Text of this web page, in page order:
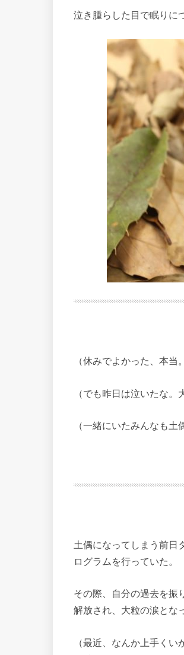
泣き腫らした目で眠りに
（休みでよかった、本当
（でも昨日は泣いたな
（一緒にいたみんなも土
土偶になってしまう前日
ログラムを行っていた。
その際、自分の過去を振
解放され、大粒の涙とな
（最近、なんか上手く